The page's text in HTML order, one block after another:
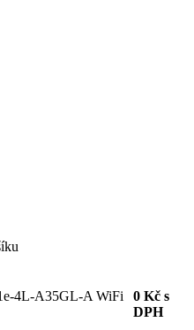
4L-A35GL-A WiFi
0 Kč s
DPH